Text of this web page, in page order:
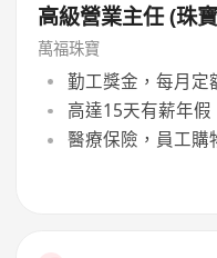
高級營業主任 (珠
萬福珠寶
勤工獎金，每月定
高達15天有薪年
醫療保險，員工購